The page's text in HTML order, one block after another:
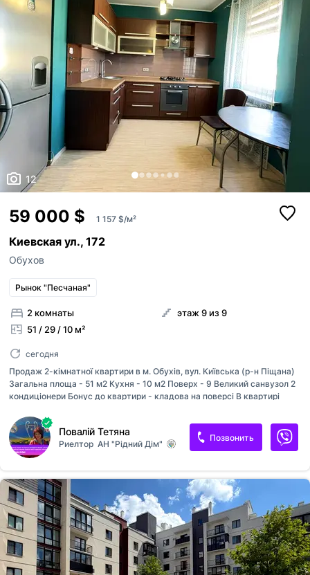
12
59 000 $ 1 157 $/м²
Киевская ул., 172
Обухов
Рынок "Песчаная"
2 комнаты
51 / 29 / 10 м²
этаж 9 из 9
сегодня
Продаж 2-кімнатної квартири в м. Обухів, вул. Київська (р-н Піщана)
Загальна площа - 51 м2 Кухня - 10 м2 Поверх - 9 Великий санвузол 2
кондиціонери Бонус до квартири - кладова на поверсі В квартирі
техніка залишаються. Будинок розташований у зручному районі -
поруч садочок, школа, магазини, транспорт та вся необхідна
інфраструктура.
Повалій Тетяна
Риелтор АН "Рідний Дім"
Позвонить